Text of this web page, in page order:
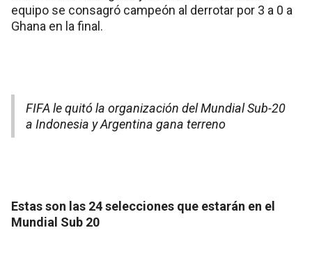
equipo se consagró campeón al derrotar por 3 a 0 a
Ghana en la final.
FIFA le quitó la organización del Mundial Sub-20
a Indonesia y Argentina gana terreno
Estas son las 24 selecciones que estarán en el
Mundial Sub 20